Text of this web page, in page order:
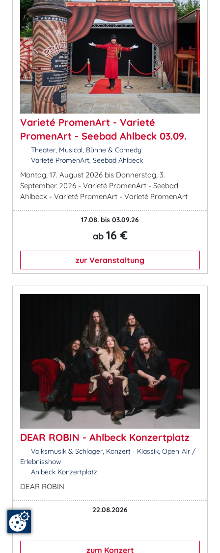
Varieté PromenArt - Varieté
PromenArt - Seebad Ahlbeck 03.09.
Theater, Musical, Bühne & Comedy
Varieté PromenArt, Seebad Ahlbeck
Montag, 17. August 2026 bis Donnerstag, 3.
September 2026 - Varieté PromenArt - Seebad
Ahlbeck - Varieté PromenArt - Varieté PromenArt
17.08. bis 03.09.26
ab 16 €
zur Veranstaltung
DEAR ROBIN - Ahlbeck Konzertplatz
Volksmusik & Schlager, Konzert - Klassik, Open-Air /
Erlebnisshow
Ahlbeck Konzertplatz
DEAR ROBIN
22.08.2026
zum Konzert